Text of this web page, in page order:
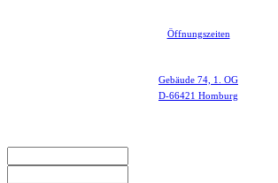
Öffnungszeiten
Gebäude 74, 1. OG
D-66421 Homburg